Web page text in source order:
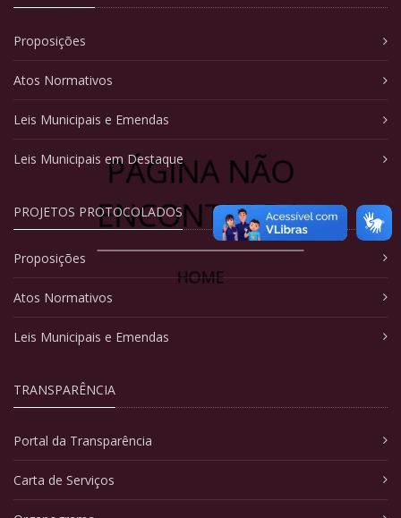
PÁGINA NÃO
ENCONTRADA
HOME
Proposições
Atos Normativos
Leis Municipais e Emendas
Leis Municipais em Destaque
PROJETOS PROTOCOLADOS
Proposições
Atos Normativos
Leis Municipais e Emendas
TRANSPARÊNCIA
Portal da Transparência
Carta de Serviços